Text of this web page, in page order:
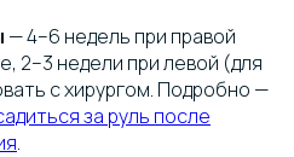
— 4–6 недель при правой
2–3 недели при левой (для
с хирургом. Подробно —
за руль после
.